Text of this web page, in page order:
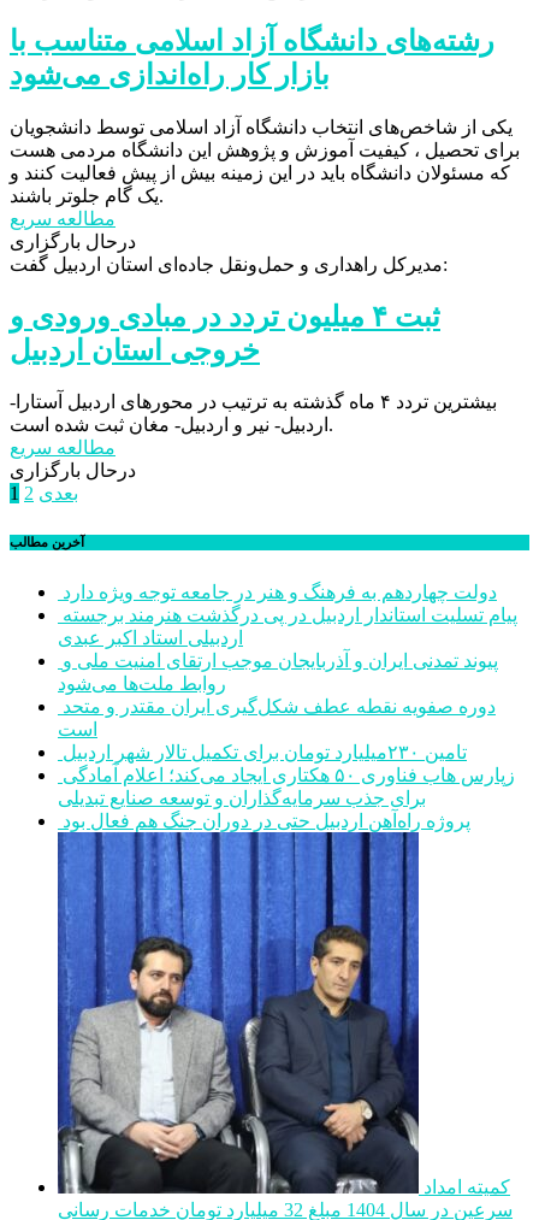
رشته‌های دانشگاه آزاد اسلامی متناسب با
بازار کار راه‌اندازی می‌شود
یکی از شاخص‌های انتخاب دانشگاه آزاد اسلامی توسط دانشجویان
برای تحصیل ، کیفیت آموزش و پژوهش این دانشگاه مردمی هست
که مسئولان دانشگاه باید در این زمینه بیش از پیش فعالیت کنند و
یک گام جلوتر باشند.
مطالعه سریع
درحال بارگزاری
مدیرکل راهداری و حمل‌ونقل جاده‌ای استان اردبیل گفت:
ثبت ۴ میلیون تردد در مبادی ورودی و
خروجی استان اردبیل
بیشترین تردد ۴ ماه گذشته به ترتیب در محورهای اردبیل آستارا-
اردبیل- نیر و اردبیل- مغان ثبت شده است.
مطالعه سریع
درحال بارگزاری
صفحه‌بندی
نوشته‌ها
1 2 بعدی
آخرین مطالب
دولت چهاردهم به فرهنگ و هنر در جامعه توجه ویژه دارد
اردبیلی استاد اکبر عبدی
روابط ملت‌ها می‌شود
است
تامین ۲۳۰میلیارد تومان برای تکمیل تالار شهر اردبیل
برای جذب سرمایه‌گذاران و توسعه صنایع تبدیلی
پروژه راه‌آهن اردبیل حتی در دوران جنگ هم فعال بود
سرعین در سال 1404 مبلغ 32 میلیارد تومان خدمات رسانی